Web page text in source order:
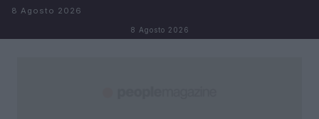
Salta al contenuto
8 Agosto 2026
8 Agosto 2026